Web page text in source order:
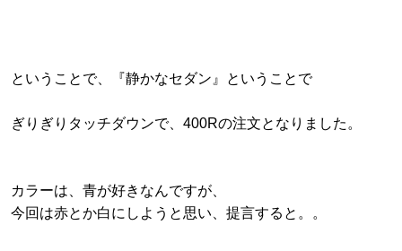
ということで、『静かなセダン』ということで
ぎりぎりタッチダウンで、400Rの注文となりました。
カラーは、青が好きなんですが、
今回は赤とか白にしようと思い、提言すると。。